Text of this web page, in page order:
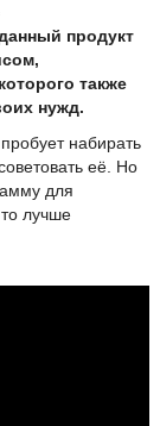
продукт
также
нужд.
набирать
её. Но
для
лучше